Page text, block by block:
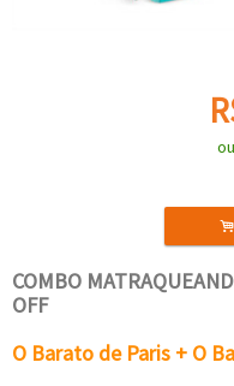
ou
.
COMBO
OFF
O Barato de Paris + O